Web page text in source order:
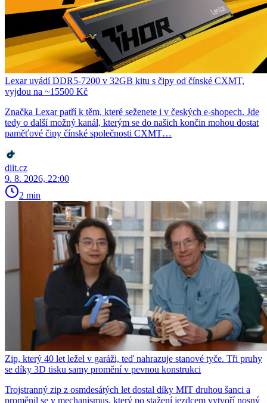
Lexar uvádí DDR5-7200 v 32GB kitu s čipy od čínské CXMT,
vyjdou na ~15500 Kč
Značka Lexar patří k těm, které seženete i v českých e-shopech. Jde
tedy o další možný kanál, kterým se do našich končin mohou dostat
paměťové čipy čínské společnosti CXMT…
diit.cz
9. 8. 2026, 22:00
2 min
Zip, který 40 let ležel v garáži, teď nahrazuje stanové tyče. Tři pruhy
se díky 3D tisku samy promění v pevnou konstrukci
Trojstranný zip z osmdesátých let dostal díky MIT druhou šanci a
proměnil se v mechanismus, který po stažení jezdcem vytvoří nosný